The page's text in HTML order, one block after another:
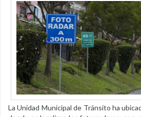
La Unidad Municipal de Tránsito ha